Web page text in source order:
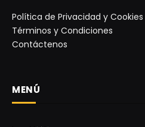
Política de Privacidad y Cookies
Términos y Condiciones
Contáctenos
MENÚ